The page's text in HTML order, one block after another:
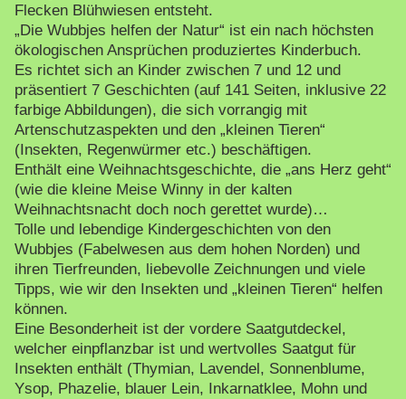
Flecken Blühwiesen entsteht.
„Die Wubbjes helfen der Natur“ ist ein nach höchsten
ökologischen Ansprüchen produziertes Kinderbuch.
Es richtet sich an Kinder zwischen 7 und 12 und
präsentiert 7 Geschichten (auf 141 Seiten, inklusive 22
farbige Abbildungen), die sich vorrangig mit
Artenschutzaspekten und den „kleinen Tieren“
(Insekten, Regenwürmer etc.) beschäftigen.
Enthält eine Weihnachtsgeschichte, die „ans Herz geht“
(wie die kleine Meise Winny in der kalten
Weihnachtsnacht doch noch gerettet wurde)…
Tolle und lebendige Kindergeschichten von den
Wubbjes (Fabelwesen aus dem hohen Norden) und
ihren Tierfreunden, liebevolle Zeichnungen und viele
Tipps, wie wir den Insekten und „kleinen Tieren“ helfen
können.
Eine Besonderheit ist der vordere Saatgutdeckel,
welcher einpflanzbar ist und wertvolles Saatgut für
Insekten enthält (Thymian, Lavendel, Sonnenblume,
Ysop, Phazelie, blauer Lein, Inkarnatklee, Mohn und